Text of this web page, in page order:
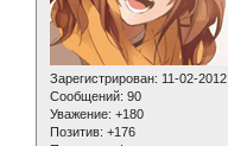
Зарегистрирован: 11-02-2012
Сообщений: 90
Уважение: +180
Позитив: +176